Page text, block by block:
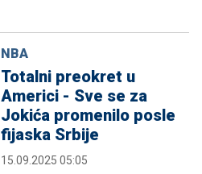
NBA
Totalni preokret u
Americi - Sve se za
Jokića promenilo posle
fijaska Srbije
15.09.2025 05:05